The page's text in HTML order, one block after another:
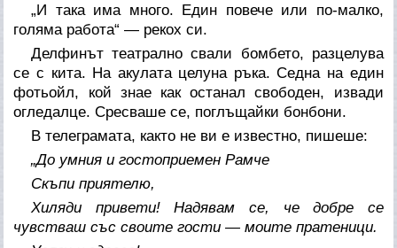
„И така има много. Един повече или по-малко,
голяма работа“ — рекох си.
Делфинът театрално свали бомбето, разцелува
се с кита. На акулата целуна ръка. Седна на един
фотьойл, кой знае как останал свободен, извади
огледалце. Сресваше се, поглъщайки бонбони.
В телеграмата, както не ви е известно, пишеше:
„До умния и гостоприемен Рамче
Скъпи приятелю,
Хиляди привети! Надявам се, че добре се
чувстваш със своите гости — моите пратеници.